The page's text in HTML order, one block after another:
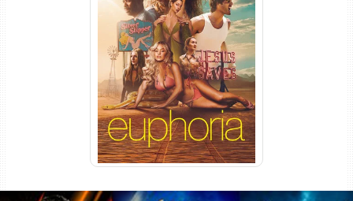
Euphoria 3ª Temporada
Torrent (2026) WEB-DL 1080p
Dual Áudio